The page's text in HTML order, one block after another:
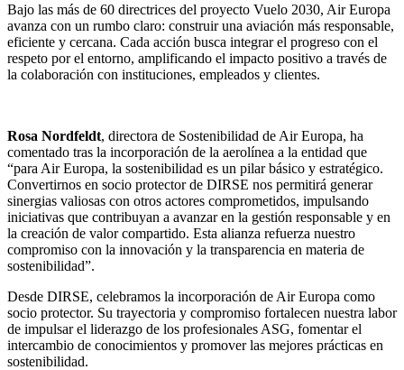
Bajo las más de 60 directrices del proyecto Vuelo 2030, Air Europa
avanza con un rumbo claro: construir una aviación más responsable,
eficiente y cercana. Cada acción busca integrar el progreso con el
respeto por el entorno, amplificando el impacto positivo a través de
la colaboración con instituciones, empleados y clientes.
Rosa Nordfeldt, directora de Sostenibilidad de Air Europa, ha
comentado tras la incorporación de la aerolínea a la entidad que
“para Air Europa, la sostenibilidad es un pilar básico y estratégico.
Convertirnos en socio protector de DIRSE nos permitirá generar
sinergias valiosas con otros actores comprometidos, impulsando
iniciativas que contribuyan a avanzar en la gestión responsable y en
la creación de valor compartido. Esta alianza refuerza nuestro
compromiso con la innovación y la transparencia en materia de
sostenibilidad”.
Desde DIRSE, celebramos la incorporación de Air Europa como
socio protector. Su trayectoria y compromiso fortalecen nuestra labor
de impulsar el liderazgo de los profesionales ASG, fomentar el
intercambio de conocimientos y promover las mejores prácticas en
sostenibilidad.